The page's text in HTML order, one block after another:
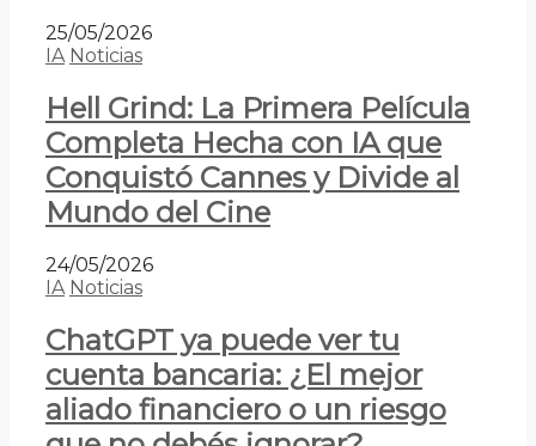
25/05/2026
IA Noticias
Hell Grind: La Primera Película
Completa Hecha con IA que
Conquistó Cannes y Divide al
Mundo del Cine
24/05/2026
IA Noticias
ChatGPT ya puede ver tu
cuenta bancaria: ¿El mejor
aliado financiero o un riesgo